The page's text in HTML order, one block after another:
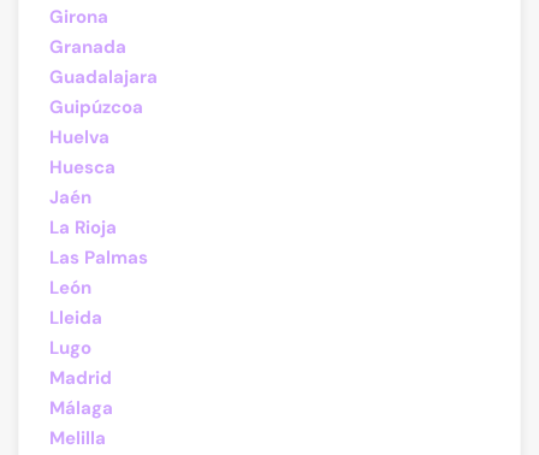
Girona
Granada
Guadalajara
Guipúzcoa
Huelva
Huesca
Jaén
La Rioja
Las Palmas
León
Lleida
Lugo
Madrid
Málaga
Melilla